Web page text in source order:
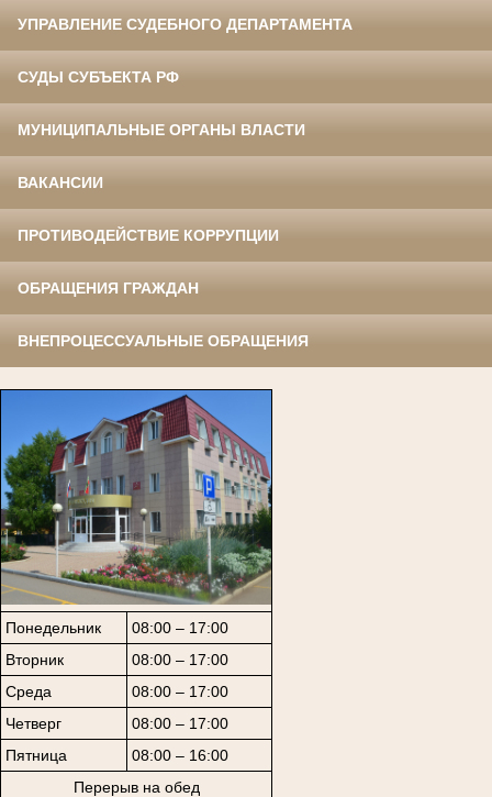
УПРАВЛЕНИЕ СУДЕБНОГО ДЕПАРТАМЕНТА
СУДЫ СУБЪЕКТА РФ
МУНИЦИПАЛЬНЫЕ ОРГАНЫ ВЛАСТИ
ВАКАНСИИ
ПРОТИВОДЕЙСТВИЕ КОРРУПЦИИ
ОБРАЩЕНИЯ ГРАЖДАН
ВНЕПРОЦЕССУАЛЬНЫЕ ОБРАЩЕНИЯ
Понедельник
08:00 – 17:00
Вторник
08:00 – 17:00
Среда
08:00 – 17:00
Четверг
08:00 – 17:00
Пятница
08:00 – 16:00
Перерыв на обед